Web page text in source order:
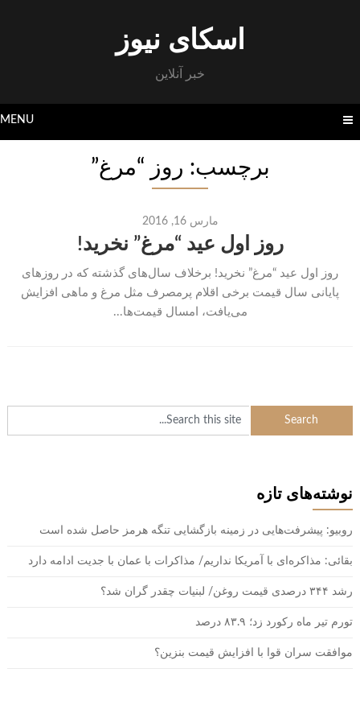
اسکای نیوز
خبر آنلاین
MENU
برچسب: روز “مرغ”
مارس 16, 2016
روز اول عید “مرغ” نخرید!
روز اول عید “مرغ” نخرید! برخلاف سال‌های گذشته که در روزهای
پایانی سال قیمت برخی اقلام پرمصرف مثل مرغ و ماهی افزایش
می‌یافت، امسال قیمت‌ها...
نوشته‌های تازه
روبیو: پیشرفت‌هایی در زمینه بازگشایی تنگه هرمز حاصل شده است
بقائی: مذاکره‌ای با آمریکا نداریم/ مذاکرات با عمان با جدیت ادامه دارد
رشد ۳۴۴ درصدی قیمت روغن/ لبنیات چقدر گران شد؟
تورم تیر ماه رکورد زد؛ ۸۳.۹ درصد
موافقت سران قوا با افزایش قیمت بنزین؟